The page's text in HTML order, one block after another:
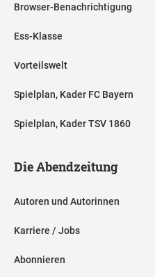
Browser-Benachrichtigung
Ess-Klasse
Vorteilswelt
Spielplan, Kader FC Bayern
Spielplan, Kader TSV 1860
Die Abendzeitung
Autoren und Autorinnen
Karriere / Jobs
Abonnieren